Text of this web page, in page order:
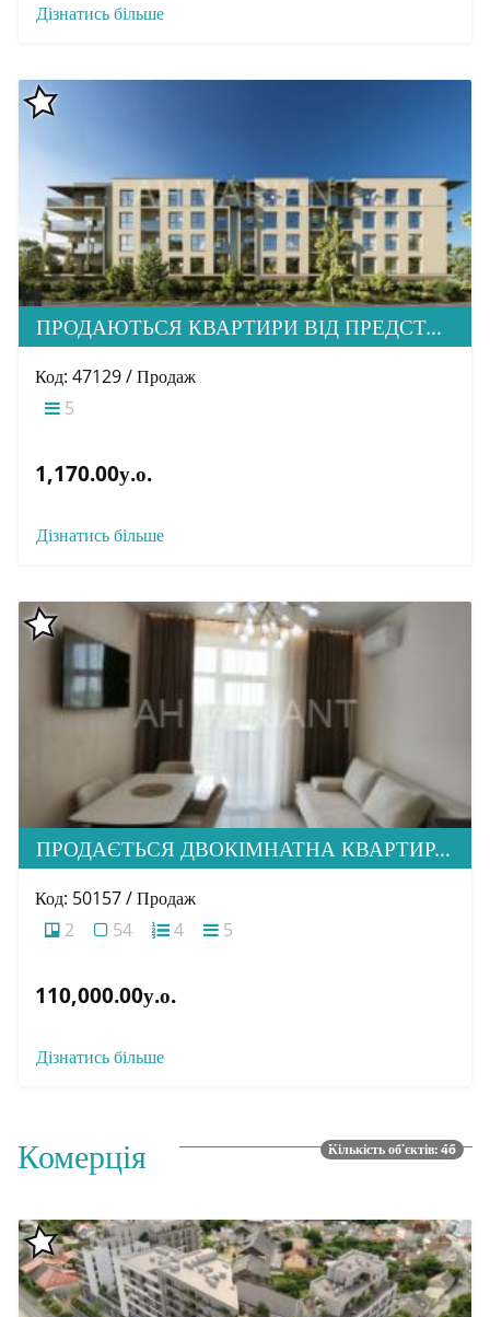
Дізнатись більше
ПРОДАЮТЬСЯ КВАРТИРИ ВІД ПРЕДСТАВНИКА ЗАБУДОВНИКА. ЖК FLY TOWN
Код: 47129 / Продаж
5
1,170.00у.о.
Дізнатись більше
ПРОДАЄТЬСЯ ДВОКІМНАТНА КВАРТИРА З РЕМОНТОМ В ЖК НОВА СТОРОЖНИЦЯ
Код: 50157 / Продаж
2
54 4 5
110,000.00у.о.
Дізнатись більше
Комерція Кількість об'єктів: 46